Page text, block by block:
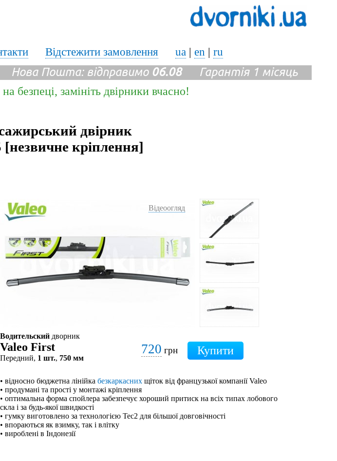
Відстежити замовлення ua | en | ru
Пошта: відправимо 06.08Гарантія 1 місяць
безпеці, замініть двірники вчасно!
двірник
кріплення]
Відеоогляд
Водительский дворник
Valeo First
Передний, 1 шт., 750 мм
720 грн
• відносно бюджетна лінійка безкаркасних щіток від французької компанії Valeo
• продумані та прості у монтажі кріплення
• оптимальна форма спойлера забезпечує хороший притиск на всіх типах лобового
скла і за будь-якої швидкості
• гумку виготовлено за технологією Tec2 для більшої довговічності
• впораються як взимку, так і влітку
• вироблені в Індонезії